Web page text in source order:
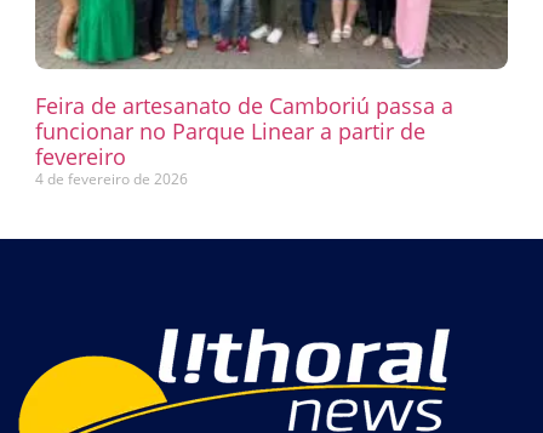
Feira de artesanato de Camboriú passa a
funcionar no Parque Linear a partir de
fevereiro
4 de fevereiro de 2026